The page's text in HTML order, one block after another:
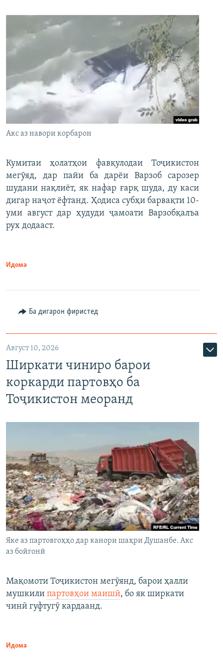
Акс аз навори корбарон
Кумитаи ҳолатҳои фавқулодаи Тоҷикистон
мегӯяд, дар пайи ба дарёи Варзоб сарозер
шудани нақлиёт, як нафар ғарқ шуда, ду каси
дигар наҷот ёфтанд. Ҳодиса субҳи барвақти 10-
уми август дар ҳудуди ҷамоати Варзобқалъа
рух додааст.
Идома
Ба дигарон фиристед
Август 10, 2026
Ширкати чиниро барои
коркарди партовҳо ба
Тоҷикистон меоранд
Яке аз партовгоҳҳо дар канори шаҳри Душанбе. Акс
аз бойгонӣ
Мақомоти Тоҷикистон мегӯянд, барои ҳалли
мушкили партовҳои маишӣ, бо як ширкати
чинӣ гуфтугӯ кардаанд.
Идома